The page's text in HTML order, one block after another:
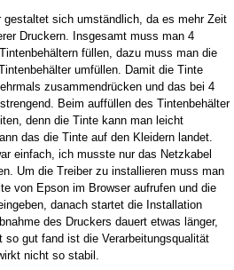
gestaltet sich umständlich, da es mehr Zeit
Druckern. Insgesamt muss man 4
füllen, dazu muss man die
umfüllen. Damit die Tinte
zusammendrücken und das bei 4
Beim auffüllen des Tintenbehälter
denn die Tinte kann man leicht
das die Tinte auf den Kleidern landet.
einfach, ich musste nur das Netzkabel
Um die Treiber zu installieren muss man
von Epson im Browser aufrufen und die
danach startet die Installation
des Druckers dauert etwas länger,
gut fand ist die Verarbeitungsqualität
nicht so stabil.